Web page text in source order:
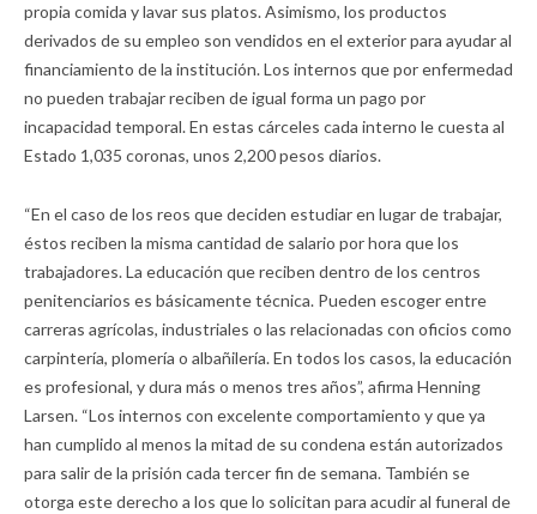
propia comida y lavar sus platos. Asimismo, los productos
derivados de su empleo son vendidos en el exterior para ayudar al
financiamiento de la institución. Los internos que por enfermedad
no pueden trabajar reciben de igual forma un pago por
incapacidad temporal. En estas cárceles cada interno le cuesta al
Estado 1,035 coronas, unos 2,200 pesos diarios.
“En el caso de los reos que deciden estudiar en lugar de trabajar,
éstos reciben la misma cantidad de salario por hora que los
trabajadores. La educación que reciben dentro de los centros
penitenciarios es básicamente técnica. Pueden escoger entre
carreras agrícolas, industriales o las relacionadas con oficios como
carpintería, plomería o albañilería. En todos los casos, la educación
es profesional, y dura más o menos tres años”, afirma Henning
Larsen. “Los internos con excelente comportamiento y que ya
han cumplido al menos la mitad de su condena están autorizados
para salir de la prisión cada tercer fin de semana. También se
otorga este derecho a los que lo solicitan para acudir al funeral de